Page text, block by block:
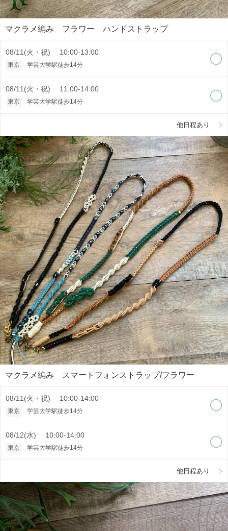
マクラメ編み フラワー ハンドストラップ
08/11(火・祝) 10:00-13:00
東京 学芸大学駅徒歩14分
08/11(火・祝) 11:00-14:00
東京 学芸大学駅徒歩14分
他日程あり
マクラメ編み スマートフォンストラップ/フラワー
08/11(火・祝) 10:00-14:00
東京 学芸大学駅徒歩14分
08/12(水) 10:00-14:00
東京 学芸大学駅徒歩14分
他日程あり